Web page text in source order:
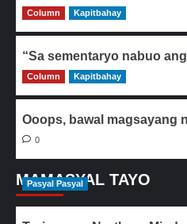
0
Column Kapitbahay
“Sa sementaryo nabuo
0
Column Kapitbahay
Ooops, bawal magsayang
0
MAMASYAL TAYO
Pasyal Pasyal